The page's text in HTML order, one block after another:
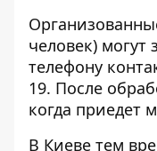
человек) могут
телефону
19. После
когда приедет
В Киеве тем